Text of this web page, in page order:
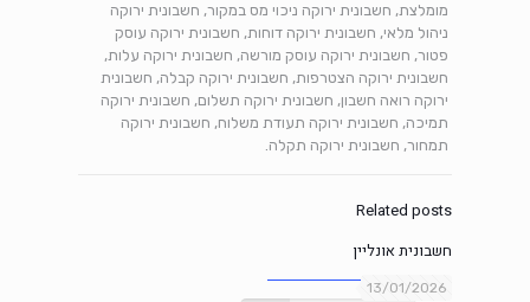
מומלצת, חשבונית ירוקה ניכוי מס במקור, חשבונית ירוקה
ניהול מלאי, חשבונית ירוקה דוחות, חשבונית ירוקה עוסק
פטור, חשבונית ירוקה עוסק מורשה, חשבונית ירוקה עלות,
חשבונית ירוקה הצטרפות, חשבונית ירוקה קבלה, חשבונית
ירוקה רואה חשבון, חשבונית ירוקה תשלום, חשבונית ירוקה
תמיכה, חשבונית ירוקה תעודת משלוח, חשבונית ירוקה
תמחור, חשבונית ירוקה תקלה.
Related posts
13/01/2026
חשבונית אונליין